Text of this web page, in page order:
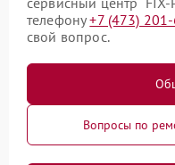
телефону+7 (473)
свой вопрос.
Вопросы по